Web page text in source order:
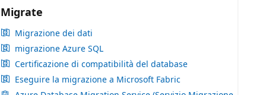
Migrate
Migrazione dei dati
migrazione Azure SQL
Certificazione di compatibilità del database
Eseguire la migrazione a Microsoft Fabric